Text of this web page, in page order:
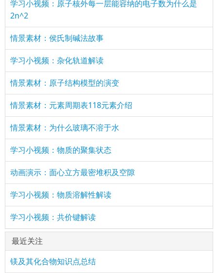
学习小视频：原子核外每一层能容纳的电子数为什么是
2n^2
情景素材：侯氏制碱法故事
学习小视频：杂化轨道解读
情景素材：原子结构模型的演变
情景素材：元素周期表118元素介绍
情景素材：为什么玻璃不溶于水
学习小视频：物质的聚集状态
动画演示：面心立方最密堆积及空隙
学习小视频：物质溶解性解读
学习小视频：共价键解读
最近关注
镁及其化合物知识点总结